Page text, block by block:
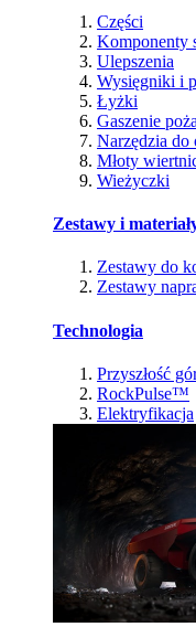
Części
Komponenty
Ulepszenia
Wysięgniki i
Łyżki
Gaszenie
Narzędzia
Młoty
Wieżyczki
Zestawy i
Zestawy do
Zestawy
Technologia
Przyszłość
RockPulse™
Elektryfikacja